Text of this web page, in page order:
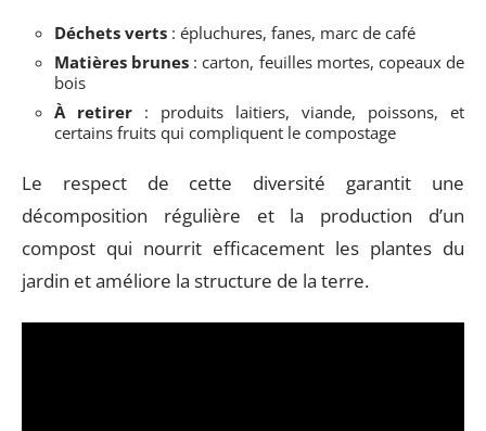
Déchets verts : épluchures, fanes, marc de café
Matières brunes : carton, feuilles mortes, copeaux de
bois
À retirer : produits laitiers, viande, poissons, et
certains fruits qui compliquent le compostage
Le respect de cette diversité garantit une
décomposition régulière et la production d’un
compost qui nourrit efficacement les plantes du
jardin et améliore la structure de la terre.